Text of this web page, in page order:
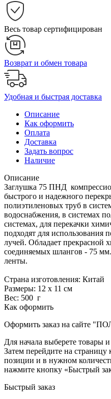
Весь товар сертифицирован
Возврат и обмен товара
Удобная и быстрая доставка
Описание
Как оформить
Оплата
Доставка
Задать вопрос
Наличие
Описание
Заглушка 75 ПНД
быстрого и надежного
полиэтиленовых труб в
водоснабжения, в системах
системах, для перекачки
подходят для
лучей. Обладает прекрасной
соединяемых шлангов - 75
ленты.
Страна изготовления: Китай
Размеры: 12 х 11 см
Вес: 500 г
Как оформить
Оформить заказ на сайте
Для начала выберете товары
Затем перейдите на страницу
позиции и в нужном
нажмите кнопку «Быстрый
Быстрый заказ